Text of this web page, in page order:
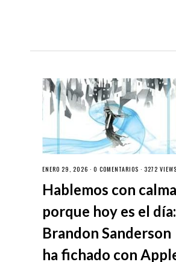
ENERO 29, 2026 · 0 COMENTARIOS · 3272 VIEWS
Hablemos con calma
porque hoy es el día:
Brandon Sanderson
ha fichado con